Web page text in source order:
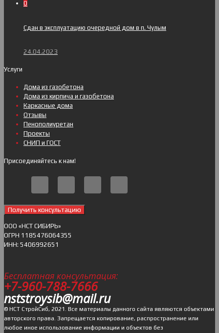
0
Сдан в эксплуатацию очередной дом в п. Чулым
24.04.2023
Услуги
Дома из газобетона
Дома из кирпича и газобетона
Каркасные дома
Отзывы
Пенополиуретан
Проекты
СНИП и ГОСТ
Присоединяйтесь к нам!
Получить консультацию
ОOO «НСТ СИБИРЬ»
ОГРН 1185476064355
ИНН: 5406992651
Бесплатная консультация:
+7-960-788-7666
nststroysib@mail.ru
© НСТ СтройСиб, 2021. Все материалы данного сайта являются объектами
авторского права. Запрещается копирование, распространение или
любое иное использование информации и объектов без